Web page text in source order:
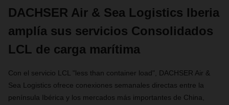
DACHSER Air & Sea Logistics Iberia
amplía sus servicios Consolidados
LCL de carga marítima
Con el servicio LCL "less than container load"
DACHSER Air &
Sea Logistics ofrece conexiones semanales directas entre la
península Ibérica y los mercados más importantes de China,